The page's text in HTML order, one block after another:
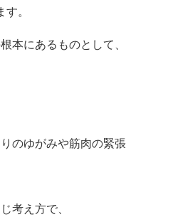
。
本にあるものとして、
のゆがみや筋肉の緊張
考え方で、